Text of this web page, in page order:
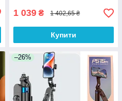
1 039 ₴ 1 402,65 ₴
Купити
–26%